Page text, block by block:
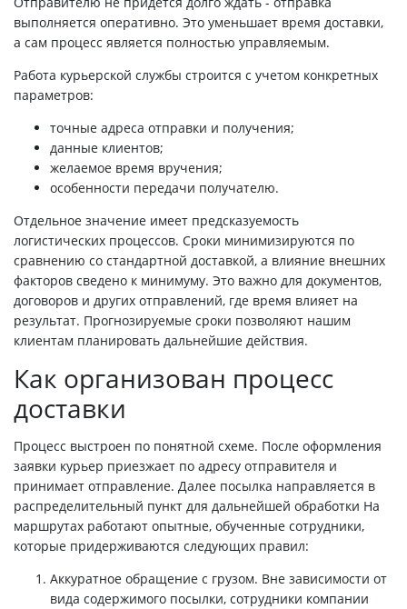
выполняется оперативно. Это уменьшает время доставки,
а сам процесс является полностью управляемым.
Работа курьерской службы строится с учетом конкретных
параметров:
точные адреса отправки и получения;
данные клиентов;
желаемое время вручения;
особенности передачи получателю.
Отдельное значение имеет предсказуемость
логистических процессов. Сроки минимизируются по
сравнению со стандартной доставкой, а влияние внешних
факторов сведено к минимуму. Это важно для документов,
договоров и других отправлений, где время влияет на
результат. Прогнозируемые сроки позволяют нашим
клиентам планировать дальнейшие действия.
Как организован процесс
доставки
Процесс выстроен по понятной схеме. После оформления
заявки курьер приезжает по адресу отправителя и
принимает отправление. Далее посылка направляется в
распределительный пункт для дальнейшей обработки На
маршрутах работают опытные, обученные сотрудники,
которые придерживаются следующих правил:
Аккуратное обращение с грузом. Вне зависимости от
вида содержимого посылки, сотрудники компании